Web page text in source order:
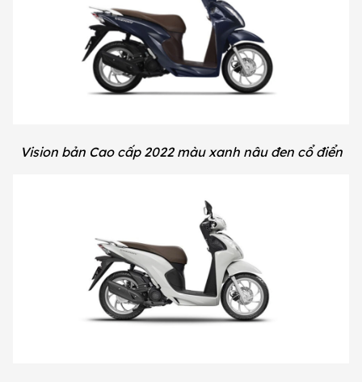
Vision bản Cao cấp 2022 màu xanh nâu đen cổ điển